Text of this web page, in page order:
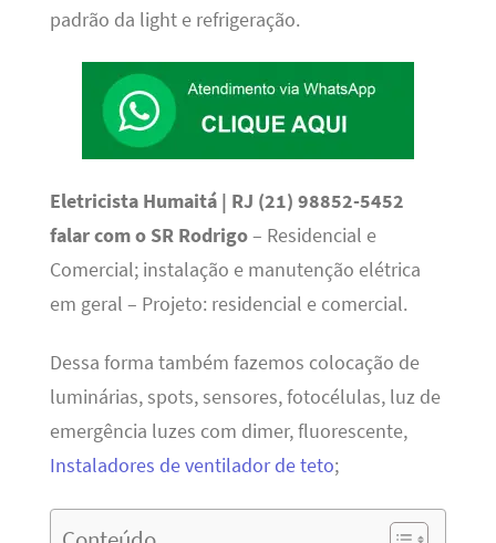
padrão da light e refrigeração.
Eletricista Humaitá | RJ (21) 98852-5452
falar com o SR Rodrigo– Residencial e
Comercial; instalação e manutenção elétrica
em geral – Projeto: residencial e comercial.
Dessa forma também fazemos colocação de
luminárias, spots, sensores, fotocélulas, luz de
emergência luzes com dimer, fluorescente,
Instaladores de ventilador de teto;